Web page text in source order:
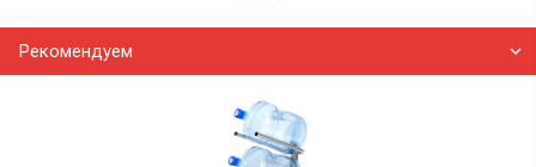
Рекомендуем